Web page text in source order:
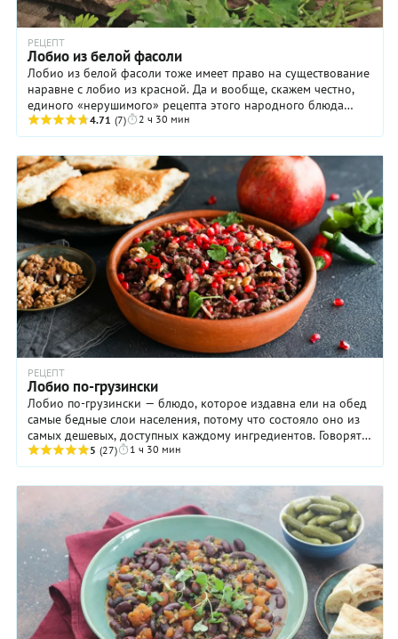
РЕЦЕПТ
Лобио из белой фасоли
Лобио из белой фасоли тоже имеет право на существование
наравне с лобио из красной. Да и вообще, скажем честно,
единого «нерушимого» рецепта этого народного блюда
просто не существует. Кто-то ...
4.71 (7) 2 ч 30 мин
РЕЦЕПТ
Лобио по-грузински
Лобио по-грузински — блюдо, которое издавна ели на обед
самые бедные слои населения, потому что состояло оно из
самых дешевых, доступных каждому ингредиентов. Говорят,
что в деревнях его подавали в ...
5 (27) 1 ч 30 мин